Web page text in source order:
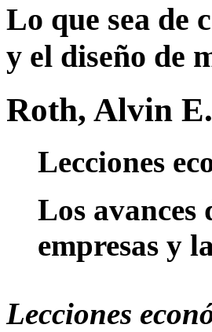
Lo que sea de
y el diseño de
Roth, Alvin E.
Lecciones
Los avances
empresas y
Lecciones